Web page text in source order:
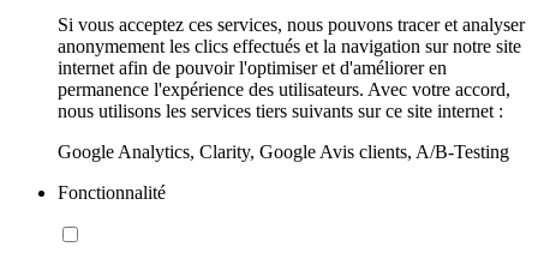
Si vous acceptez ces services, nous pouvons tracer et analyser
anonymement les clics effectués et la navigation sur notre site
internet afin de pouvoir l'optimiser et d'améliorer en
permanence l'expérience des utilisateurs. Avec votre accord,
nous utilisons les services tiers suivants sur ce site internet :
Google Analytics, Clarity, Google Avis clients, A/B-Testing
Fonctionnalité